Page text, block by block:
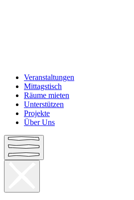
Veranstaltungen
Mittagstisch
Räume mieten
Unterstützen
Projekte
Über Uns